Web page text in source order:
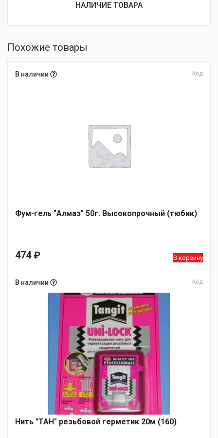
НАЛИЧИЕ ТОВАРА
Похожие товары
В наличии Код
Фум-гель "Алмаз" 50г. Высокопрочный (тюбик)
474₽ В корзину
В наличии Код
Нить "ТАН" резьбовой герметик 20м (160)